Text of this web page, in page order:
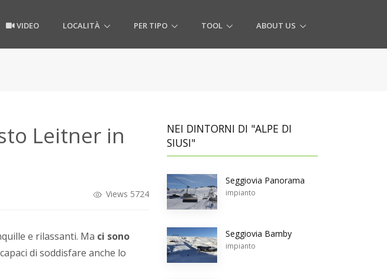
VIDEO LOCALITÀ PER TIPO TOOL ABOUT US
Leitner in
Views 5724
e rilassanti. Ma ci sono
di soddisfare anche lo
NEI DINTORNI DI "ALPE DI
SIUSI"
Seggiovia Panorama
impianto
Seggiovia Bamby
impianto